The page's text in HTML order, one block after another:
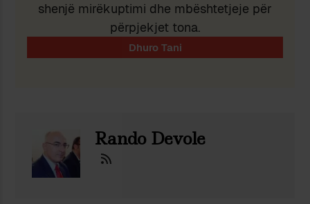
shenjë mirëkuptimi dhe mbështetjeje për
përpjekjet tona.
Rando Devole